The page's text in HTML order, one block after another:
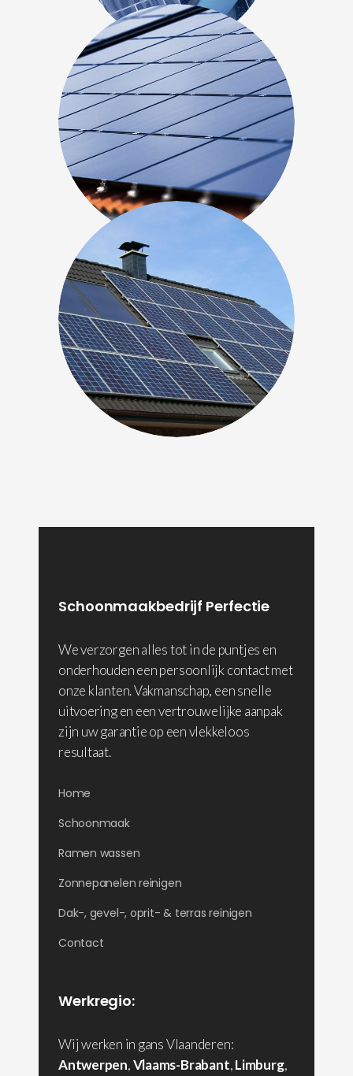
Schoonmaakbedrijf Perfectie
We verzorgen alles tot in de puntjes en
onderhouden een persoonlijk contact met
onze klanten. Vakmanschap, een snelle
uitvoering en een vertrouwelijke aanpak
zijn uw garantie op een vlekkeloos
resultaat.
Home
Schoonmaak
Ramen wassen
Zonnepanelen reinigen
Dak-, gevel-, oprit- & terras reinigen
Contact
Werkregio:
Wij werken in gans Vlaanderen:
Antwerpen,Vlaams-Brabant,Limburg,